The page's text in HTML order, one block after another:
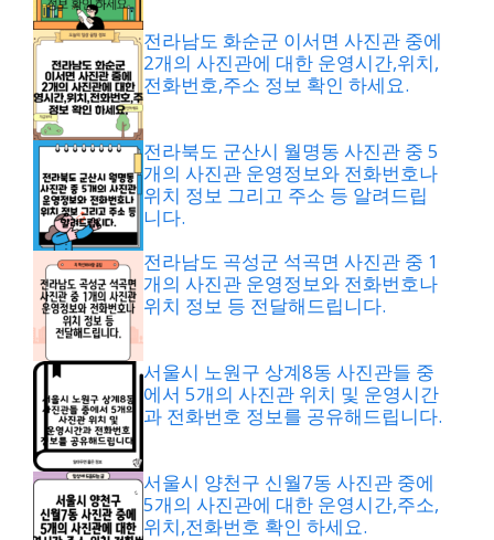
전라남도 화순군 이서면 사진관 중에
2개의 사진관에 대한 운영시간,위치,
전화번호,주소 정보 확인 하세요.
전라북도 군산시 월명동 사진관 중 5
개의 사진관 운영정보와 전화번호나
위치 정보 그리고 주소 등 알려드립
니다.
전라남도 곡성군 석곡면 사진관 중 1
개의 사진관 운영정보와 전화번호나
위치 정보 등 전달해드립니다.
서울시 노원구 상계8동 사진관들 중
에서 5개의 사진관 위치 및 운영시간
과 전화번호 정보를 공유해드립니다.
서울시 양천구 신월7동 사진관 중에
5개의 사진관에 대한 운영시간,주소,
위치,전화번호 확인 하세요.